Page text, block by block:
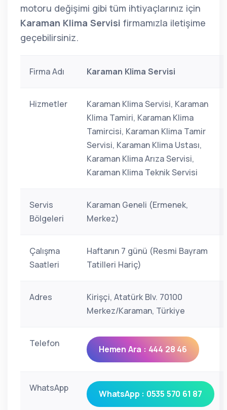
motoru değişimi gibi tüm ihtiyaçlarınız için
Karaman Klima Servisi firmamızla iletişime
geçebilirsiniz.
Firma Adı Karaman Klima Servisi
Hizmetler
Karaman Klima Servisi, Karaman
Klima Tamiri, Karaman Klima
Tamircisi, Karaman Klima Tamir
Servisi, Karaman Klima Ustası,
Karaman Klima Arıza Servisi,
Karaman Klima Teknik Servisi
Servis
Bölgeleri
Karaman Geneli (Ermenek,
Merkez)
Çalışma
Saatleri
Haftanın 7 günü (Resmi Bayram
Tatilleri Hariç)
Adres
Kirişçi, Atatürk Blv. 70100
Merkez/Karaman, Türkiye
Telefon
Hemen Ara : 444 28 46
WhatsApp
WhatsApp : 0535 570 61 87